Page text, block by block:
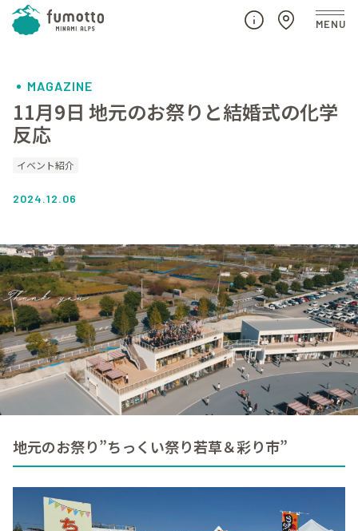
MAGAZINE
11月9日 地元のお祭りと結婚式の化学
反応
イベント紹介
2024.12.06
地元のお祭り”ちっくい祭り若草＆彩り市”